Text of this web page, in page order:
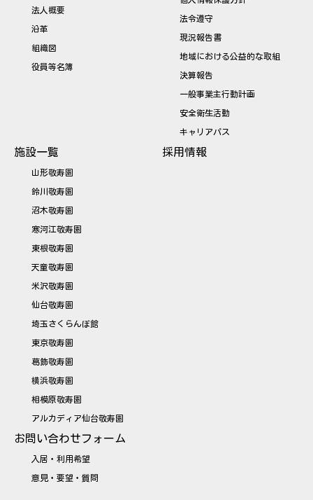
法人概要
沿革
組織図
役員等名簿
法令遵守
現況報告書
地域における公益的な取組
決算報告
一般事業主行動計画
安全衛生活動
キャリアパス
施設一覧
山形敬寿園
鈴川敬寿園
沼木敬寿園
寒河江敬寿園
東根敬寿園
天童敬寿園
米沢敬寿園
仙台敬寿園
埼玉さくらんぼ館
東京敬寿園
葛飾敬寿園
横浜敬寿園
相模原敬寿園
アルカディア仙台敬寿園
採用情報
お問い合わせフォーム
入居・利用希望
意見・要望・質問